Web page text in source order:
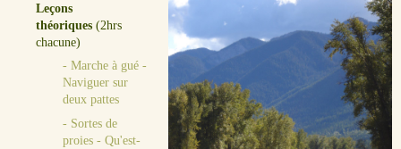
Leçons
théoriques (2hrs
chacune)
- Marche à gué -
Naviguer sur
deux pattes
- Sortes de
proies - Qu'est-